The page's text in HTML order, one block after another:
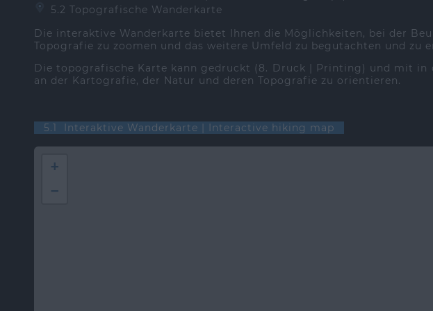
5.2 Topografische Wanderkarte
Die interaktive Wanderkarte bietet Ihnen die Möglichkeiten, bei der
Topografie zu zoomen und das weitere Umfeld zu begutachten und zu
Die topografische Karte kann gedruckt (8. Druck | Printing) und mit in
an der Kartografie, der Natur und deren Topografie zu orientieren.
5.1 Interaktive Wanderkarte | Interactive hiking map
+
−